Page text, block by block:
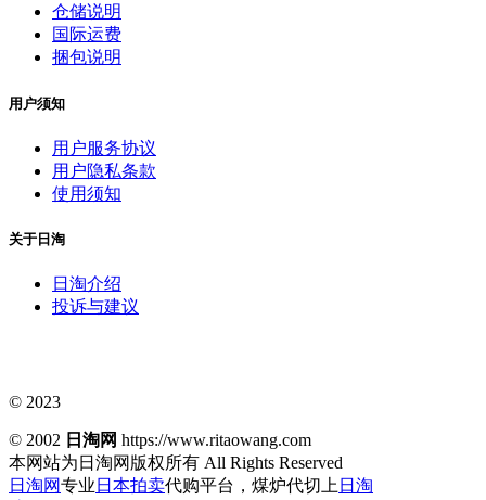
仓储说明
国际运费
捆包说明
用户须知
用户服务协议
用户隐私条款
使用须知
关于日淘
日淘介绍
投诉与建议
© 2023
© 2002 日淘网 https://www.ritaowang.com
本网站为日淘网版权所有 All Rights Reserved
日淘网专业 日本拍卖代购平台，煤炉代切上 日淘